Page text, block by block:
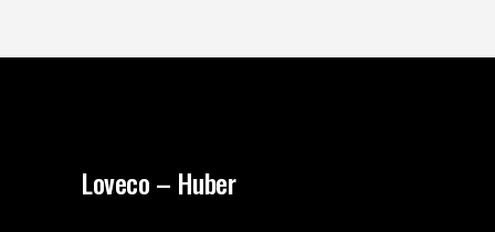
Loveco – Huber